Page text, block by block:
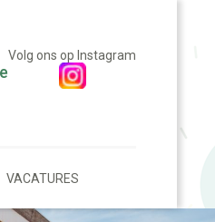
Volg ons op Instagram
VACATURES